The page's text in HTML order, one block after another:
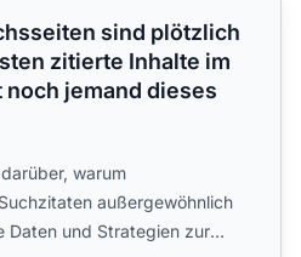
sind plötzlich
zitierte Inhalte im
jemand dieses
warum
außergewöhnlich
Daten und Strategien zur